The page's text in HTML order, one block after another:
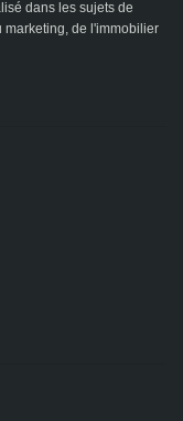
dans les sujets de
marketing, de l'immobilier